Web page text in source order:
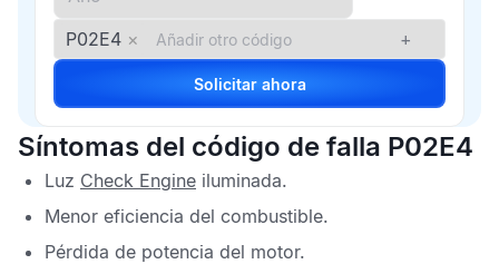
P02E4 × +
Solicitar ahora
Síntomas del código de falla P02E4
Luz Check Engine iluminada.
Menor eficiencia del combustible.
Pérdida de potencia del motor.